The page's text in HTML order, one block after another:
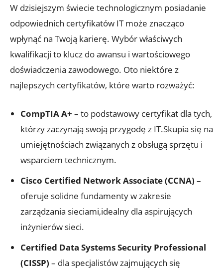
W dzisiejszym świecie technologicznym posiadanie
odpowiednich certyfikatów IT może znacząco
wpłynąć na Twoją karierę. Wybór właściwych
kwalifikacji to klucz do awansu i wartościowego
doświadczenia zawodowego. Oto niektóre z
najlepszych certyfikatów, które warto rozważyć:
CompTIA A+ – to podstawowy certyfikat dla tych,
którzy zaczynają swoją przygodę z IT.Skupia się na
umiejętnościach związanych z obsługą sprzętu i
wsparciem technicznym.
Cisco Certified Network Associate (CCNA) –
oferuje solidne fundamenty w zakresie
zarządzania sieciami,idealny dla aspirujących
inżynierów sieci.
Certified Data Systems Security Professional
(CISSP) – dla specjalistów zajmujących się